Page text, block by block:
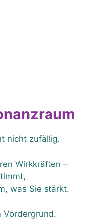
nicht zufällig.
Wirkkräften –
was Sie stärkt.
Vordergrund.